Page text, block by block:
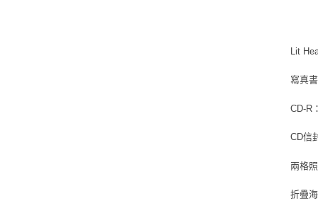
Lit
寫真
CD-R
CD信
兩格
折疊